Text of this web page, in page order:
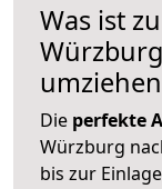
Was ist
umziehen
Die perfekte
Würzburg
bis zur